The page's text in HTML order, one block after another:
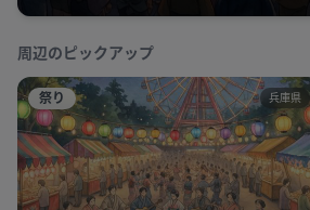
周辺のピックアップ
祭り 兵庫県